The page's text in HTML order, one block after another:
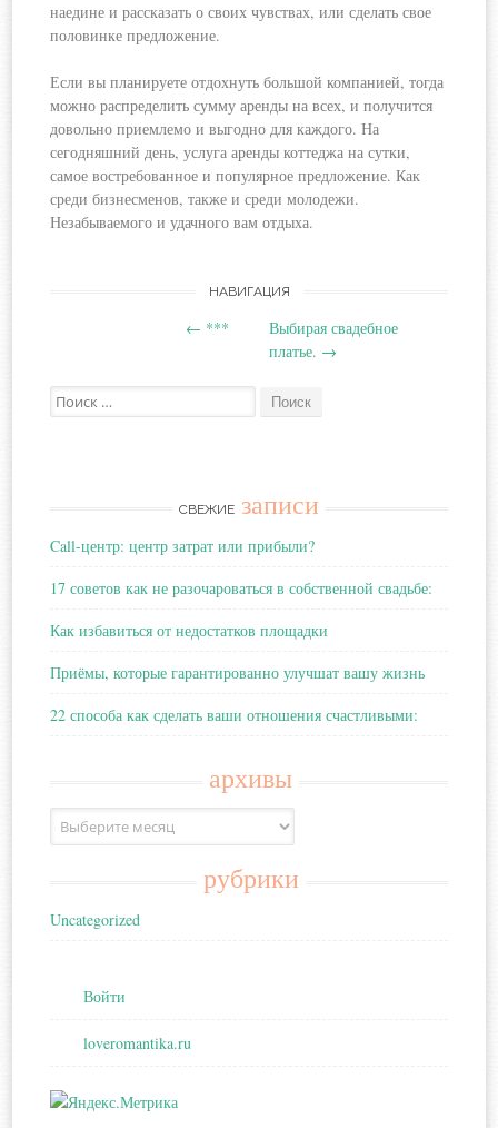
наедине и рассказать о своих чувствах, или сделать свое
половинке предложение.
Если вы планируете отдохнуть большой компанией, тогда
можно распределить сумму аренды на всех, и получится
довольно приемлемо и выгодно для каждого. На
сегодняшний день, услуга аренды коттеджа на сутки,
самое востребованное и популярное предложение. Как
среди бизнесменов, также и среди молодежи.
Незабываемого и удачного вам отдыха.
Навигация
записям
НАВИГАЦИЯ
← ***
Выбирая свадебное
платье. →
Поиск:
СВЕЖИЕ записи
Call-центр: центр затрат или прибыли?
17 советов как не разочароваться в собственной свадьбе:
Как избавиться от недостатков площадки
Приёмы, которые гарантированно улучшат вашу жизнь
22 способа как сделать ваши отношения счастливыми:
архивы
Архивы
рубрики
Uncategorized
Войти
loveromantika.ru